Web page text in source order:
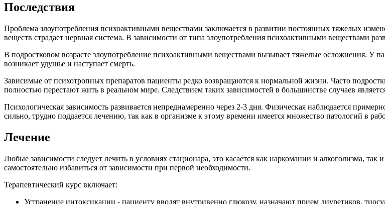
Последствия
Проблема злоупотребления психоактивными веществами заключается в развитии постоянных тяжелых
веществ страдает нервная система. В зависимости от типа злоупотребления психоактивными веществами
В подростковом возрасте злоупотребление психоактивными веществами вызывает тяжелые осложнения. У
возникает удушье и наступает смерть.
Зависимые от психотропных препаратов пациенты редко возвращаются к нормальной жизни. Часто
полностью перестают жить в реальном мире. Следствием таких зависимостей в большинстве случаев
Психологическая зависимость развивается непреднамеренно через 2-3 дня. Физическая наблюдается
сильно, трудно поддается лечению, так как в организме к этому времени имеется множество патологий в
Лечение
Любые зависимости следует лечить в условиях стационара, это касается как наркомании и алкоголизма,
самостоятельно избавиться от зависимости при первой необходимости.
Терапевтический курс включает:
Устранение интоксикации - пациенту вводят внутривенно глюкозу, назначают прием диуретиков,